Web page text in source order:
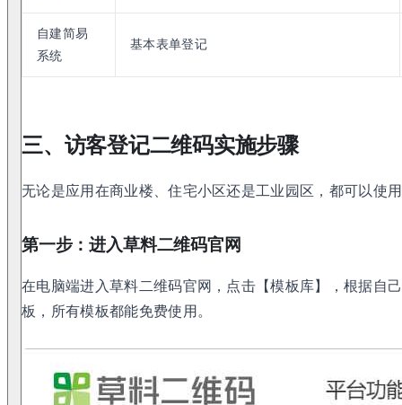
自建简易
系统
基本表单登记
三、访客登记二维码实施步骤
无论是应用在商业楼、住宅小区还是工业园区，都可以使
第一步：进入草料二维码官网
在电脑端进入草料二维码官网，点击【模板库】，根据自
板，所有模板都能免费使用。